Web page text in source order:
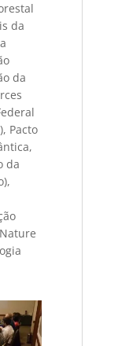
da
da
Pacto
da